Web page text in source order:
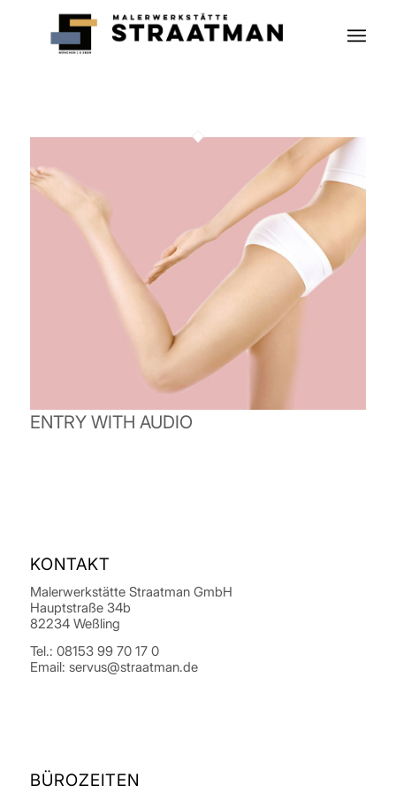
ENTRY WITH AUDIO
KONTAKT
Malerwerkstätte Straatman GmbH
Hauptstraße 34b
82234 Weßling
Tel.: 08153 99 70 17 0
Email: servus@straatman.de
BÜROZEITEN